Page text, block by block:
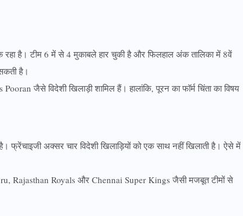
है। टीम 6 में से 4 मुकाबले हार चुकी है और फिलहाल अंक तालिका में 8वें
है।
जैसे विदेशी खिलाड़ी शामिल हैं। हालांकि, पूरन का फॉर्म चिंता का विषय
अक्सर चार विदेशी खिलाड़ियों को एक साथ नहीं खिलाती है। ऐसे में
Rajasthan Royals और Chennai Super Kings जैसी मजबूत टीमों से